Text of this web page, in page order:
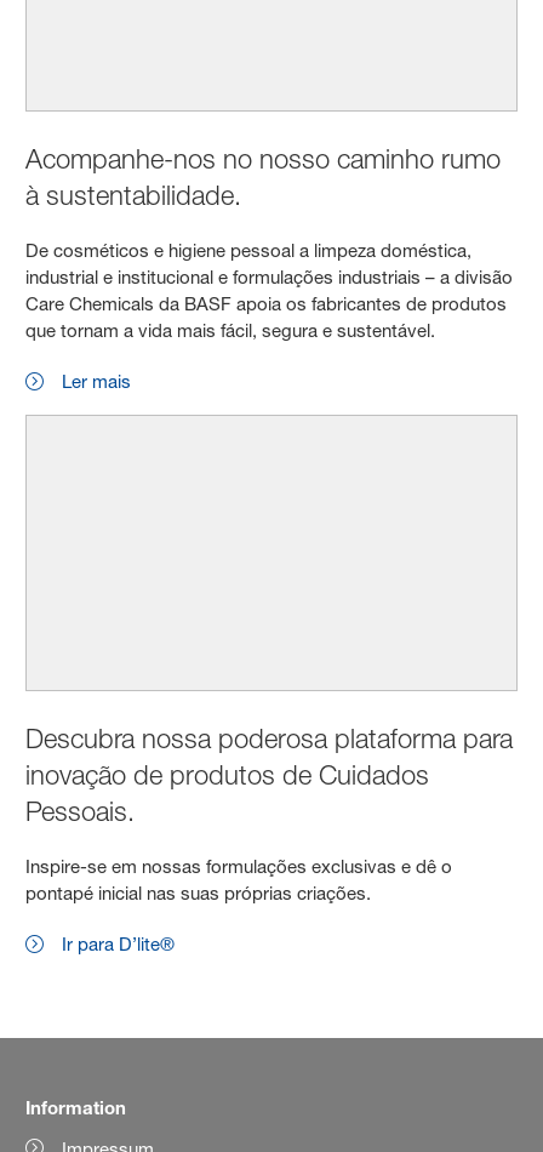
Acompanhe-nos no nosso caminho rumo
à sustentabilidade.
De cosméticos e higiene pessoal a limpeza doméstica,
industrial e institucional e formulações industriais – a divisão
Care Chemicals da BASF apoia os fabricantes de produtos
que tornam a vida mais fácil, segura e sustentável.
Ler mais
Descubra nossa poderosa plataforma para
inovação de produtos de Cuidados
Pessoais.
Inspire-se em nossas formulações exclusivas e dê o
pontapé inicial nas suas próprias criações.
Ir para D’lite®
Information